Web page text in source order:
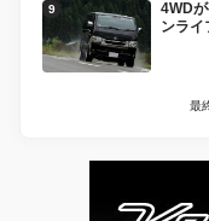
4WD
ンライ
最